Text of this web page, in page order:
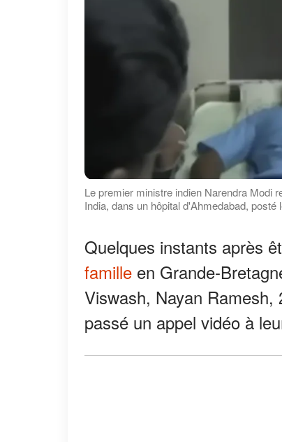
Le premier ministre indien Narendra Modi
India, dans un hôpital d'Ahmedabad,
Quelques instants après
famille en Grande-
Viswash, Nayan
passé un appel vidéo à